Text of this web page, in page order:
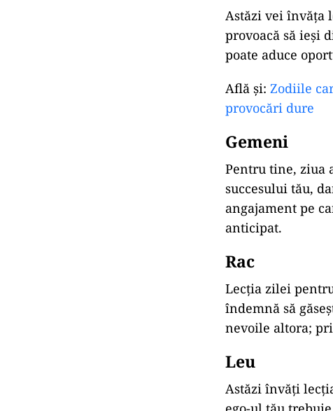
Astăzi vei învăța
provoacă să ieși
poate aduce
Află și: Zodiile
provocări dure
Gemeni
Pentru tine, ziua
succesului tău,
angajament pe
anticipat.
Rac
Lecția zilei
îndemnă să
nevoile altora;
Leu
Astăzi învăți